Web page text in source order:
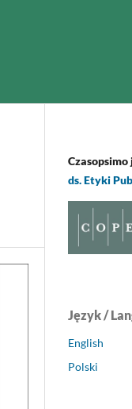
Czasopsimo
ds. Etyki
Język /
English
Polski